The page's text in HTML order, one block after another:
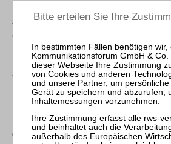
sich bei § 15 Abs. 1 WBVG um eine
allgemeinen heimvertraglichen
Spezialregelung für Verträge mit
Pflegeversicherung handelt (BVerwG,
8 C 24/09, juris Rn. 49; Richter in Klie/
Krahmer/Plantholz, SGB XI, 4. Aufl., §
bedeutet, dass die vertraglichen
den Vorgaben der §§ 82 ff SGB XI zur